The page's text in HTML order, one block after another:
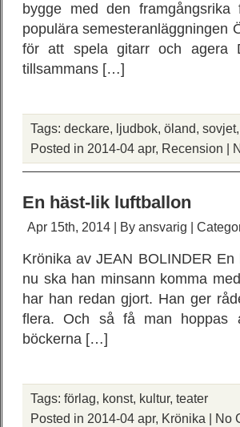
bygge med den
populära semesteranläggningen
för att spela gitarr och agera
tillsammans […]
Tags: deckare, ljudbok, öland, sovjet,
Posted in 2014-04 apr, Recension |
En häst-lik luftballon
Apr 15th, 2014 | By ansvarig |
Krönika av JEAN BOLINDER
nu ska han minsann komma
har han redan gjort. Han ger
flera. Och så få man hoppas
böckerna […]
Tags: förlag, konst, kultur, teater
Posted in 2014-04 apr, Krönika | No